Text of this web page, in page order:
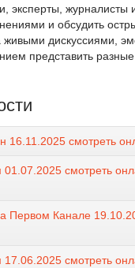
эксперты, журналисты
и обсудить
живыми дискуссиями,
представить разные
16.11.2025 смотреть
смотреть
Первом Канале
смотреть